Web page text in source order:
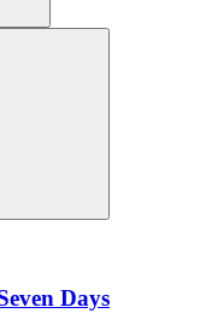
Days